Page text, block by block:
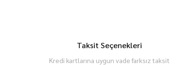
Taksit Seçenekleri
Kredi kartlarına uygun vade farksız taksit